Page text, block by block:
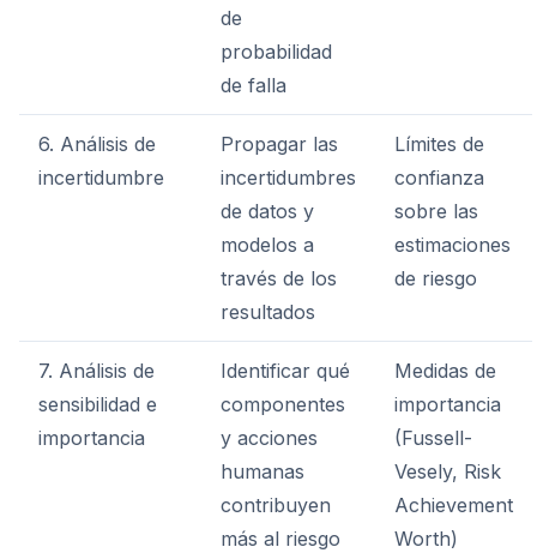
de
probabilidad
de falla
6. Análisis de
incertidumbre
Propagar las
incertidumbres
de datos y
modelos a
través de los
resultados
Límites de
confianza
sobre las
estimaciones
de riesgo
7. Análisis de
sensibilidad e
importancia
Identificar qué
componentes
y acciones
humanas
contribuyen
más al riesgo
Medidas de
importancia
(Fussell-
Vesely, Risk
Achievement
Worth)